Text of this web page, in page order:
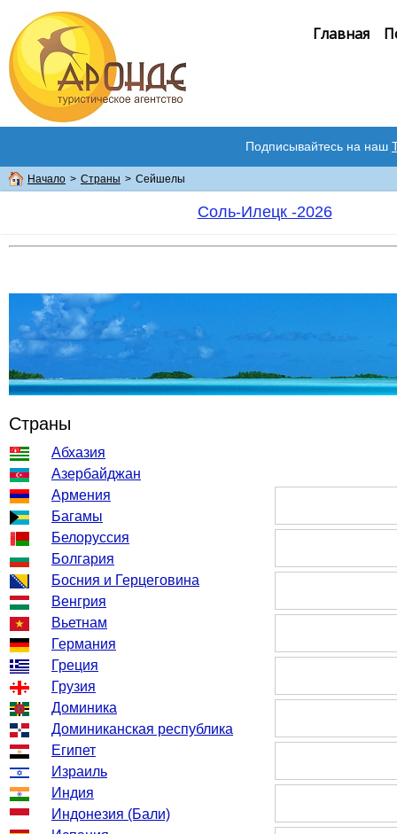
Главная
Подписывайтесь на наш
Начало > Страны > Сейшелы
Соль-Илецк -2026
Страны
Абхазия
Азербайджан
Армения
Багамы
Белоруссия
Болгария
Босния и Герцеговина
Венгрия
Вьетнам
Германия
Греция
Грузия
Доминика
Доминиканская республика
Египет
Израиль
Индия
Индонезия (Бали)